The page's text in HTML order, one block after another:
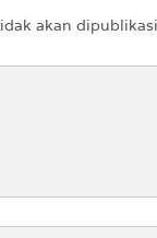
akan